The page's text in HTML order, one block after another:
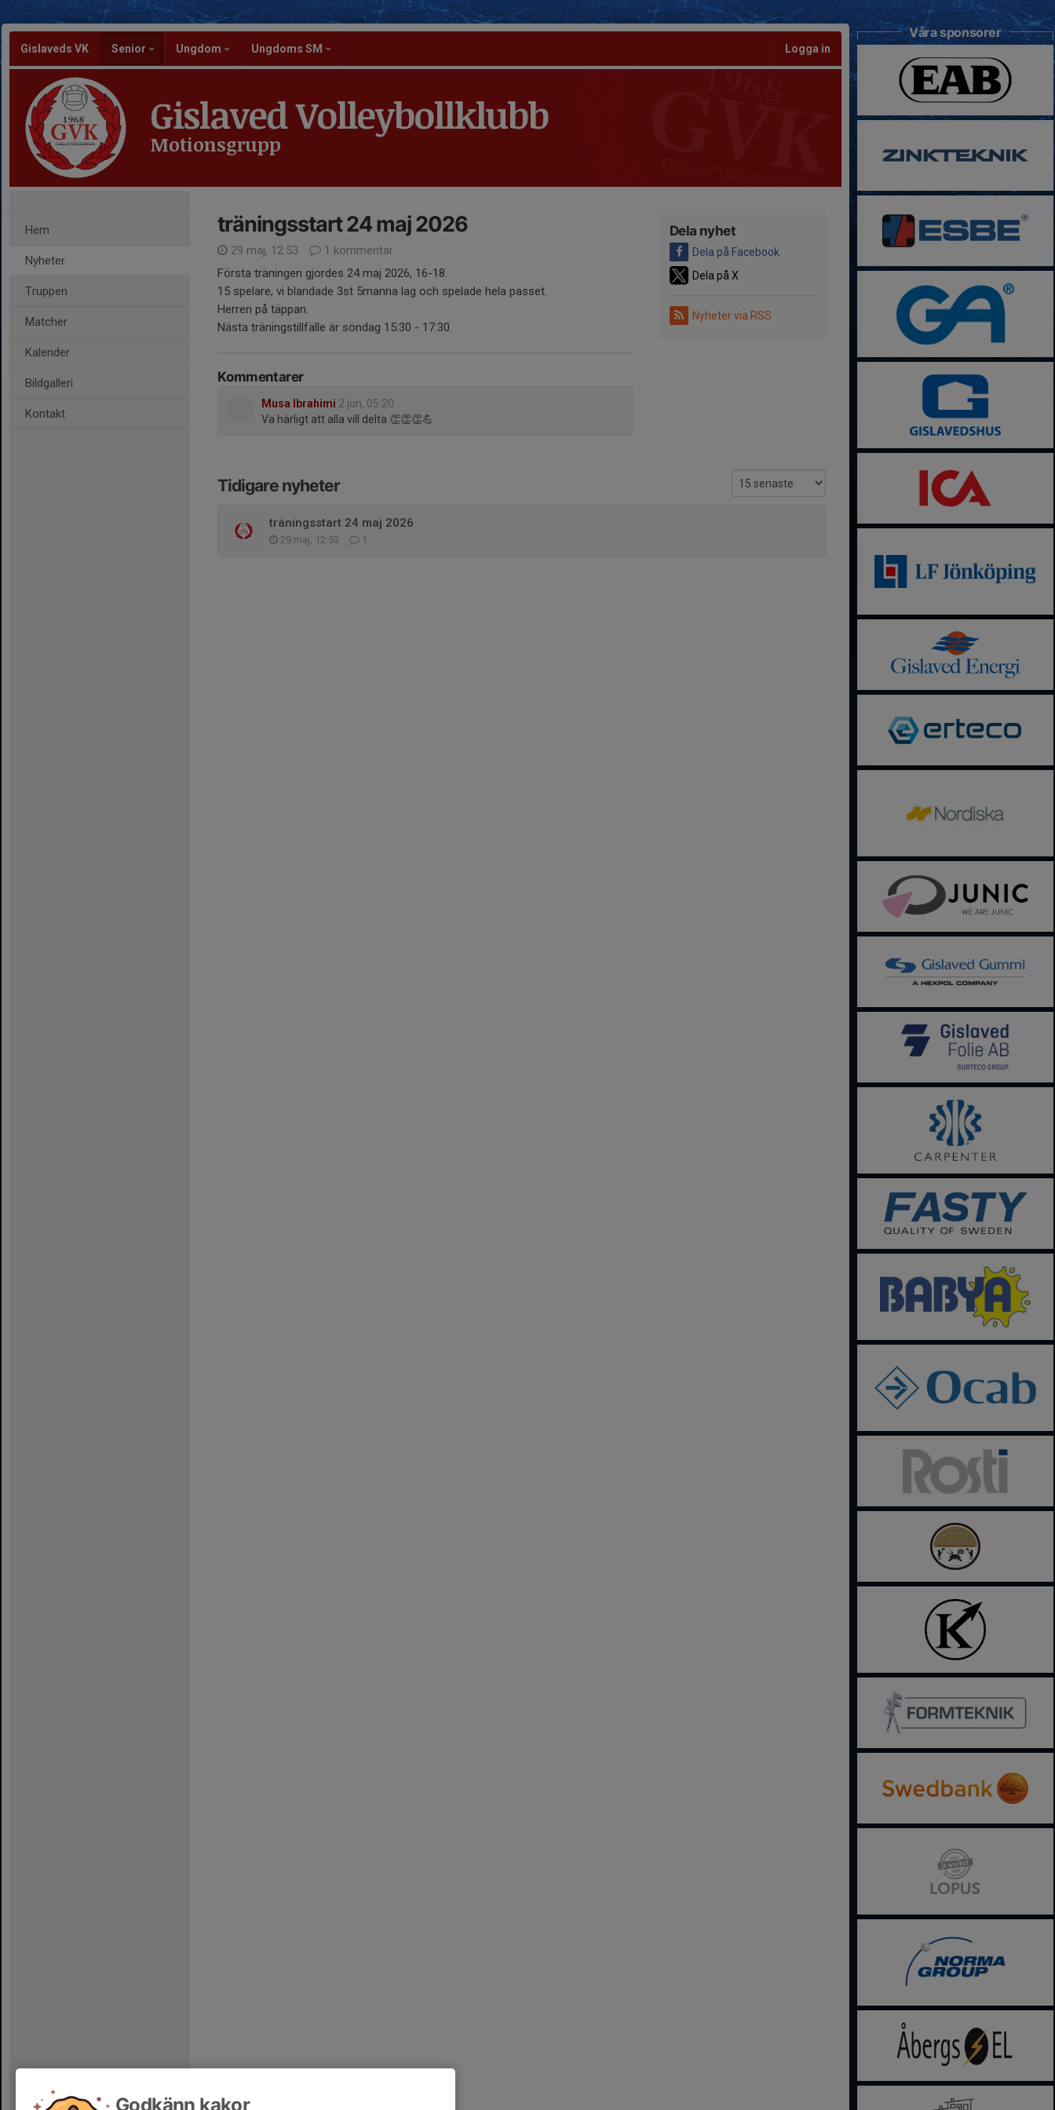
Gislaveds VK Senior Ungdom Ungdoms SM Logga in
Gislaved Volleybollklubb
Motionsgrupp
Hem
Nyheter
Truppen
Matcher
Kalender
Bildgalleri
Kontakt
Dela nyhet
Dela på Facebook
Dela på X
Nyheter via RSS
träningsstart 24 maj 2026
29 maj, 12:53
1 kommentar
Första träningen gjordes 24 maj 2026, 16-18.
15 spelare, vi blandade 3st 5manna lag och spelade hela passet.
Herren på täppan.
Nästa träningstillfälle är söndag 15:30 - 17:30.
Kommentarer
Musa Ibrahimi 2 jun, 05:20
Va härligt att alla vill delta 👏👏👏💪
Tidigare nyheter
träningsstart 24 maj 2026
29 maj, 12:53 1
Våra sponsorer
Godkänn kakor